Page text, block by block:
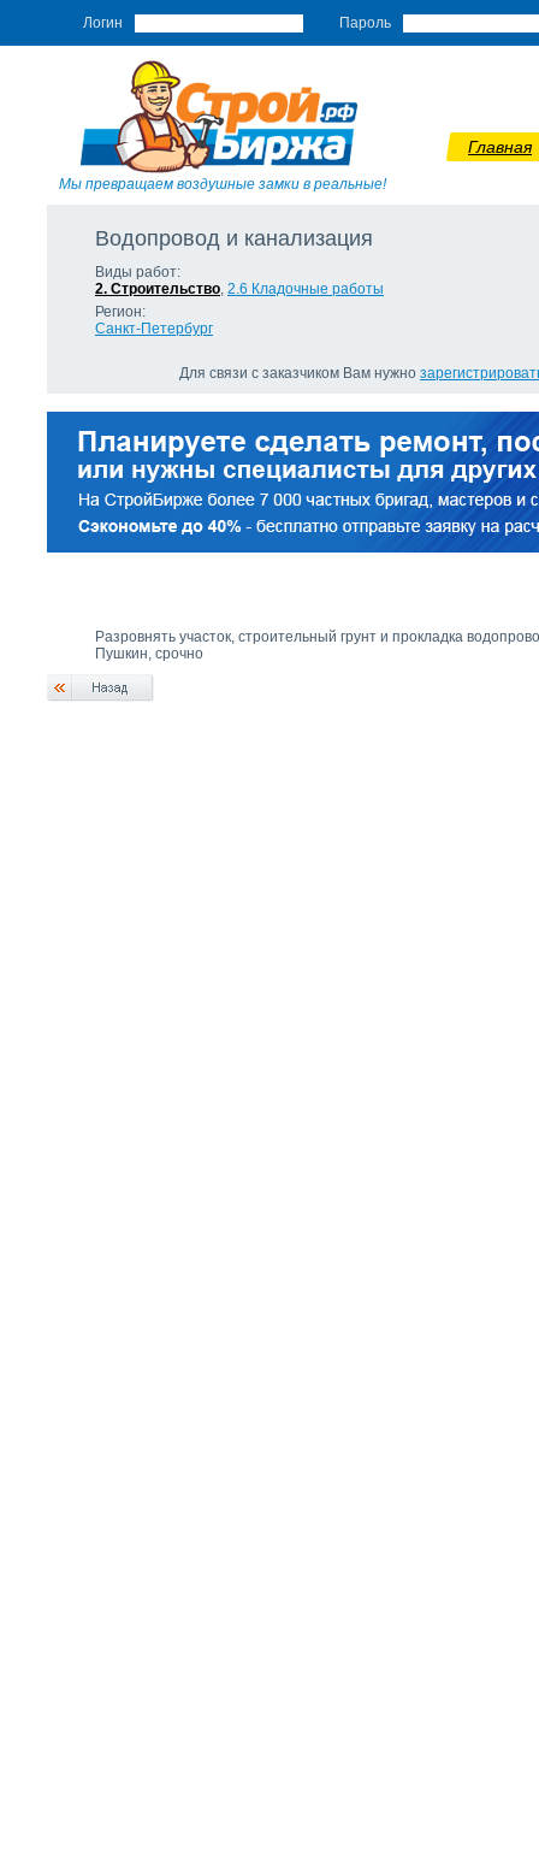
Логин Пароль
Мы превращаем воздушные замки в реальные!
Главная
Водопровод и канализация
Виды работ:
2. Строительство, 2.6 Кладочные работы
Регион:
Санкт-Петербург
Для связи с заказчиком Вам нужно
Разровнять участок, строительный грунт и прокладка
Пушкин, срочно